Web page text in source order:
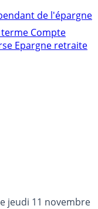
de l'épargne
terme Compte
Epargne retraite
jeudi 11 novembre